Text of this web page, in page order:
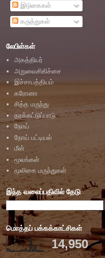
இடுகைகள்
கருத்துகள்
லேபிள்கள்
அகத்தியர்
அறுவைசிகிச்சை
இச்சாபத்தியம்
கரோனா
சித்த மருந்து
தரக்கட்டுப்பாடு
நோய்
நோய் பட்டியல்
மீன்
மூலங்கள்
மூலிகை மருந்துகள்
இந்த வலைப்பதிவில் தேடு
மொத்தப் பக்கக்காட்சிகள்
14,950